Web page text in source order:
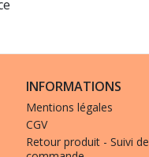
INFORMATIONS
Mentions légales
CGV
Retour produit - Suivi de